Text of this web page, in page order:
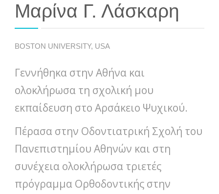
Μαρίνα Γ. Λάσκαρη
BOSTON UNIVERSITY, USA
Γεννήθηκα στην Αθήνα και
ολοκλήρωσα τη σχολική μου
εκπαίδευση στο Αρσάκειο Ψυχικού.
Πέρασα στην Οδοντιατρική Σχολή του
Πανεπιστημίου Αθηνών και στη
συνέχεια ολοκλήρωσα τριετές
πρόγραμμα Ορθοδοντικής στην